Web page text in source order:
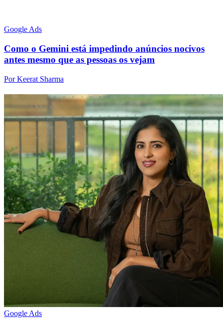
Google Ads
Como o Gemini está impedindo anúncios nocivos
antes mesmo que as pessoas os vejam
Por Keerat Sharma
Google Ads